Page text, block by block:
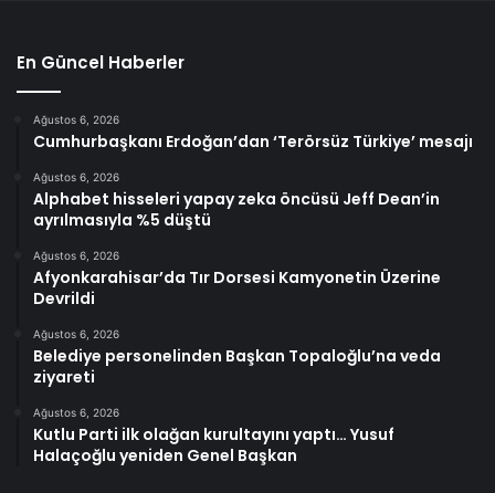
En Güncel Haberler
Ağustos 6, 2026
Cumhurbaşkanı Erdoğan’dan ‘Terörsüz Türkiye’ mesajı
Ağustos 6, 2026
Alphabet hisseleri yapay zeka öncüsü Jeff Dean’in
ayrılmasıyla %5 düştü
Ağustos 6, 2026
Afyonkarahisar’da Tır Dorsesi Kamyonetin Üzerine
Devrildi
Ağustos 6, 2026
Belediye personelinden Başkan Topaloğlu’na veda
ziyareti
Ağustos 6, 2026
Kutlu Parti ilk olağan kurultayını yaptı… Yusuf
Halaçoğlu yeniden Genel Başkan